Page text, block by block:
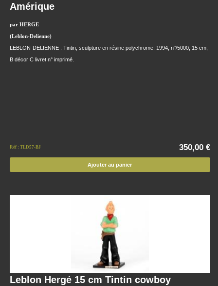
Amérique
par HERGE
(Leblon-Delienne)
LEBLON-DELIENNE : Tintin, sculpture en résine polychrome, 1994, n°/5000, 15 cm,
B décor C livret n° imprimé.
Réf : TLD57-BJ 350,00 €
Ajouter au panier
Leblon Hergé 15 cm Tintin cowboy